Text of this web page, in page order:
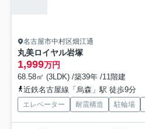
名古屋市中村区畑江通
丸美ロイヤル岩塚
1,999万円
68.58㎡ (3LDK) /築39年 /11階建
近鉄名古屋線「烏森」駅 徒歩9分
エレベーター 耐震構造 駐輪場